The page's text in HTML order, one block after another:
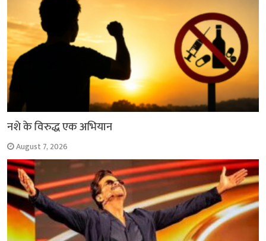
नशे के विरुद्ध एक अभियान
August 7, 2026